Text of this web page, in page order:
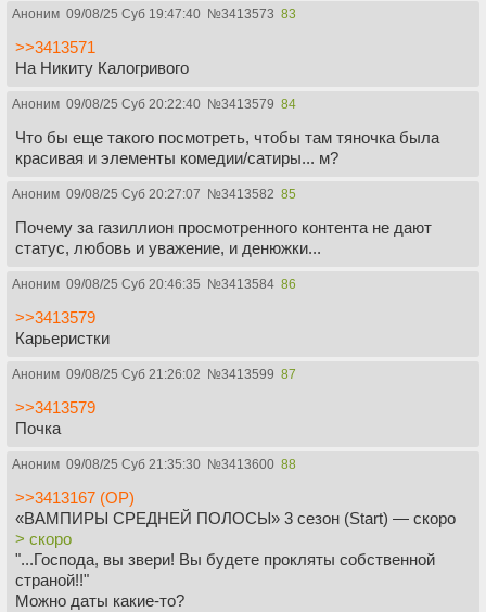
Аноним 09/08/25 Суб 19:47:40 №3413573 83
>>3413571
На Никиту Калогривого
Аноним 09/08/25 Суб 20:22:40 №3413579 84
Что бы еще такого посмотреть, чтобы там тяночка была
красивая и элементы комедии/сатиры... м?
Аноним 09/08/25 Суб 20:27:07 №3413582 85
Почему за газиллион просмотренного контента не дают
статус, любовь и уважение, и денюжки...
Аноним 09/08/25 Суб 20:46:35 №3413584 86
>>3413579
Карьеристки
Аноним 09/08/25 Суб 21:26:02 №3413599 87
>>3413579
Почка
Аноним 09/08/25 Суб 21:35:30 №3413600 88
>>3413167 (OP)
«ВАМПИРЫ СРЕДНЕЙ ПОЛОСЫ» 3 сезон (Start) — скоро
> скоро
"...Господа, вы звери! Вы будете прокляты собственной
страной!!"
Можно даты какие-то?